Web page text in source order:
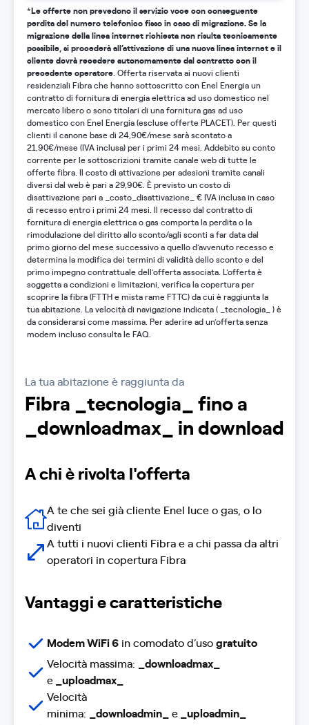
*Le offerte non prevedono il servizio voce con conseguente
perdita del numero telefonico fisso in caso di migrazione. Se la
migrazione della linea internet richiesta non risulta tecnicamente
possibile, si procederà all’attivazione di una nuova linea internet e il
cliente dovrà recedere autonomamente dal contratto con il
precedente operatore . Offerta riservata ai nuovi clienti
residenziali Fibra che hanno sottoscritto con Enel Energia un
contratto di fornitura di energia elettrica ad uso domestico nel
mercato libero o sono titolari di una fornitura gas ad uso
domestico con Enel Energia (escluse offerte PLACET). Per questi
clienti il canone base di 24,90€/mese sarà scontato a
21,90€/mese (IVA inclusa) per i primi 24 mesi. Addebito su conto
corrente per le sottoscrizioni tramite canale web di tutte le
offerte fibra. Il costo di attivazione per adesioni tramite canali
diversi dal web è pari a 29,90€. È previsto un costo di
disattivazione pari a _costo_disattivazione_ € IVA inclusa in caso
di recesso entro i primi 24 mesi. Il recesso dal contratto di
fornitura di energia elettrica o gas comporta la perdita o la
rimodulazione del diritto allo sconto/agli sconti a far data dal
primo giorno del mese successivo a quello d’avvenuto recesso e
determina la modifica dei termini di validità dello sconto e del
primo impegno contrattuale dell’offerta associata. L'offerta è
soggetta a condizioni e limitazioni, verifica la copertura per
scoprire la fibra (FTTH e mista rame FTTC) da cui è raggiunta la
tua abitazione. La velocità di navigazione indicata ( _tecnologia_ ) è
da considerarsi come massima. Per aderire ad un’offerta senza
modem incluso consulta le FAQ.
La tua abitazione è raggiunta da
Fibra _tecnologia_ fino a
_downloadmax_ in download
A chi è rivolta l'offerta
A te che sei già cliente Enel luce o gas, o lo
diventi
A tutti i nuovi clienti Fibra e a chi passa da altri
operatori in copertura Fibra
Vantaggi e caratteristiche
Modem WiFi 6 in comodato d’usogratuito
Velocità massima:
_downloadmax_
e _uploadmax_
Velocità
minima:
_downloadmin_ e _uploadmin_